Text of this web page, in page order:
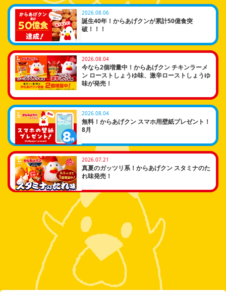
2026.08.06
誕生40年！からあげクンが累計50億食突
破！！！
2026.08.04
今なら2個増量中！からあげクン チキンラーメ
ン ローストしょうゆ味、激辛ローストしょうゆ
味が発売！
2026.08.04
無料！からあげクン スマホ用壁紙プレゼント！
8月
2026.07.21
真夏のガッツリ系！からあげクン スタミナのた
れ味発売！